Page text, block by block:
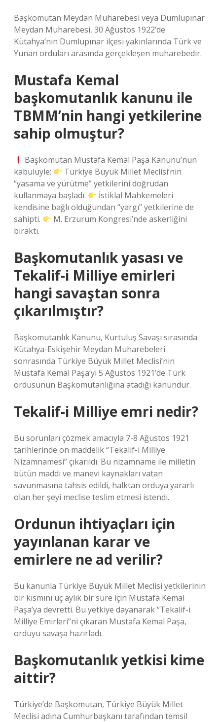
Başkomutan Meydan Muharebesi veya Dumlupınar
Meydan Muharebesi, 30 Ağustos 1922’de
Kütahya’nın Dumlupınar ilçesi yakınlarında Türk ve
Yunan orduları arasında gerçekleşen muharebedir.
Mustafa Kemal
başkomutanlık kanunu ile
TBMM’nin hangi yetkilerine
sahip olmuştur?
Başkomutan Mustafa Kemal Paşa Kanunu’nun
kabulüyle;
Türkiye Büyük Millet Meclisi’nin
“yasama ve yürütme” yetkilerini doğrudan
kullanmaya başladı.
İstiklal Mahkemeleri
kendisine bağlı olduğundan “yargı” yetkilerine de
sahipti.
M. Erzurum Kongresi’nde askerliğini
bıraktı.
Başkomutanlık yasası ve
Tekalif-i Milliye emirleri
hangi savaştan sonra
çıkarılmıştır?
Başkomutanlık Kanunu, Kurtuluş Savaşı sırasında
Kütahya-Eskişehir Meydan Muharebeleri
sonrasında Türkiye Büyük Millet Meclisi’nin
Mustafa Kemal Paşa’yı 5 Ağustos 1921’de Türk
ordusunun Başkomutanlığına atadığı kanundur.
Tekalif-i Milliye emri nedir?
Bu sorunları çözmek amacıyla 7-8 Ağustos 1921
tarihlerinde on maddelik “Tekalif-i Milliye
Nizamnamesi” çıkarıldı. Bu nizamname ile milletin
bütün maddi ve manevi kaynakları vatan
savunmasına tahsis edildi, halktan orduya yararlı
olan her şeyi meclise teslim etmesi istendi.
Ordunun ihtiyaçları için
yayınlanan karar ve
emirlere ne ad verilir?
Bu kanunla Türkiye Büyük Millet Meclisi yetkilerinin
bir kısmını üç aylık bir süre için Mustafa Kemal
Paşa’ya devretti. Bu yetkiye dayanarak “Tekalif-i
Milliye Emirleri”ni çıkaran Mustafa Kemal Paşa,
orduyu savaşa hazırladı.
Başkomutanlık yetkisi kime
aittir?
Türkiye’de Başkomutan, Türkiye Büyük Millet
Meclisi adına Cumhurbaşkanı tarafından temsil